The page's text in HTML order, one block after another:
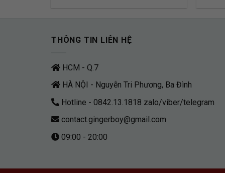
THÔNG TIN LIÊN HỆ
HCM - Q.7
HÀ NỘI - Nguyễn Tri Phương, Ba Đình
Hotline - 0842.13.1818 zalo/viber/telegram
contact.gingerboy@gmail.com
09:00 - 20:00